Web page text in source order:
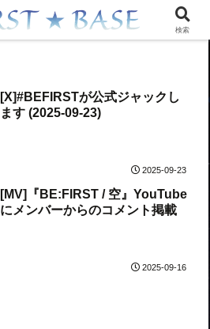
[X]#BEFIRSTが公式ジャックし
ます (2025-09-23)
2025-09-23
[MV]『BE:FIRST / 空』YouTube
にメンバーからのコメント掲載
2025-09-16
検索